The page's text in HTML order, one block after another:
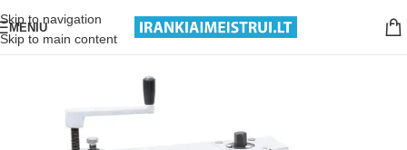
Skip to navigation
Skip to main content
MENIU